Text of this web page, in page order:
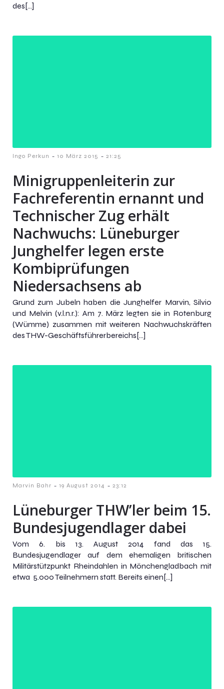
des[…]
Ingo Perkun - 10 März 2015 - 21:25
Minigruppenleiterin zur
Fachreferentin ernannt und
Technischer Zug erhält
Nachwuchs: Lüneburger
Junghelfer legen erste
Kombiprüfungen
Niedersachsens ab
Grund zum Jubeln haben die Junghelfer Marvin, Silvio
und Melvin (v.l.n.r.): Am 7. März legten sie in Rotenburg
(Wümme) zusammen mit weiteren Nachwuchskräften
des THW-Geschäftsführerbereichs[…]
Marvin Bahr - 19 August 2014 - 23:12
Lüneburger THW’ler beim 15.
Bundesjugendlager dabei
Vom 6. bis 13. August 2014 fand das 15.
Bundesjugendlager auf dem ehemaligen britischen
Militärstützpunkt Rheindahlen in Mönchengladbach mit
etwa 5.000 Teilnehmern statt. Bereits einen[…]